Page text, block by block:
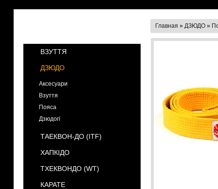
ВЗУТТЯ
ДЗЮДО
Аксесуари
Взуття
Пояса
Дзюдогі
ТАЕКВОН-ДО (ІТF)
ХАПКІДО
ТХЕКВОНДО (WT)
КАРАТЕ
Главная » ДЗЮДО »